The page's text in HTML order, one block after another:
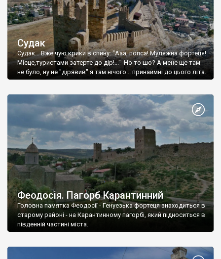
Судак
Судак... Вже чую крики в спину: "Ааа, попса! Муляжна фортеця!
Місце,туристами затерте до дір!..." Но то шо? А мене ще там
не було, ну не "дірявив" я там нічого... принаймні до цього літа.
Феодосія. Пагорб Карантинний
Головна памятка Феодосії - Генуезька фортеця знаходиться в
старому районі - на Карантинному пагорбі, який підноситься в
південній частині міста.